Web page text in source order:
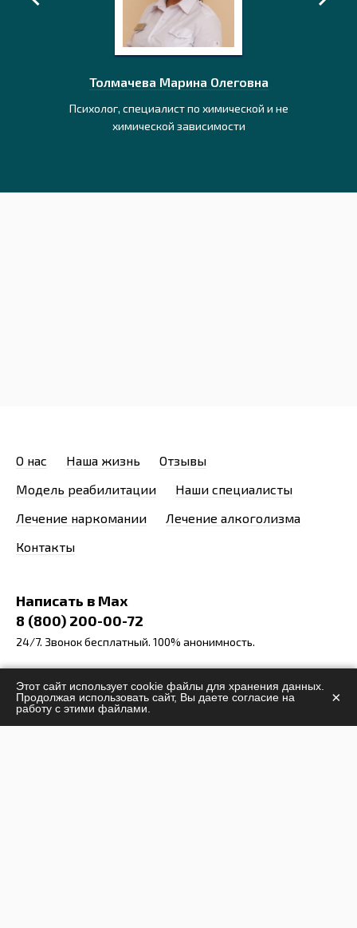
Толмачева Марина Олеговна
Психолог, специалист по химической и не
химической зависимости
О нас Наша жизнь
Отзывы
Модель реабилитации
Наши специалисты
Лечение наркомании
Лечение алкоголизма
Контакты
Написать в Max
8 (800) 200-00-72
24/7. Звонок бесплатный. 100% анонимность.
info@stop-narcomania.ru
г. Новороссийск
ул. Лейтенанта Шмидта 23, оф. 10
Этот сайт использует cookie файлы для хранения данных.
Продолжая использовать сайт, Вы даете согласие на
работу с этими файлами.
×